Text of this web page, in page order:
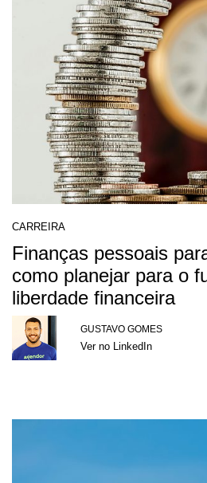
CARREIRA
Finanças pessoais
como planejar para o
liberdade financeira
GUSTAVO GOMES
Ver no LinkedIn